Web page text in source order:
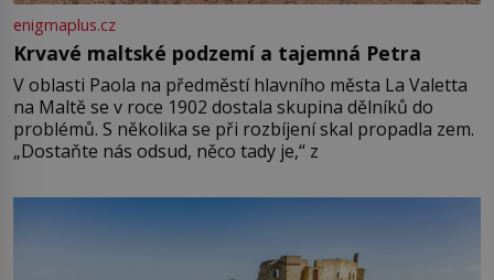
enigmaplus.cz
Krvavé maltské podzemí a tajemná Petra
V oblasti Paola na předměstí hlavního města La Valetta
na Maltě se v roce 1902 dostala skupina dělníků do
problémů. S několika se při rozbíjení skal propadla zem.
„Dostaňte nás odsud, něco tady je,“ z